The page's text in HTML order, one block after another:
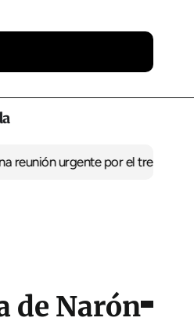
urgente por el trenEl BNG exige
de Narón